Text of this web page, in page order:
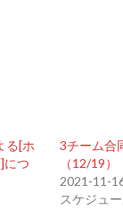
る[ホ
につ
3チーム合
（12/19）
2021-11-
スケジュ